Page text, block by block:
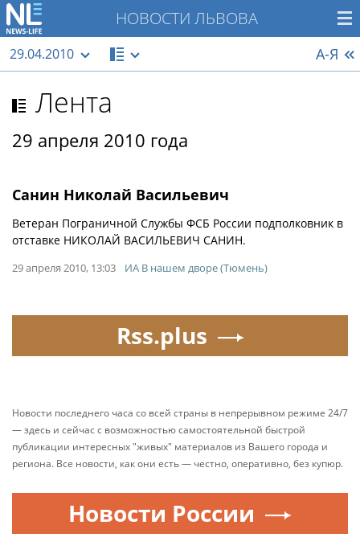
НОВОСТИ ЛЬВОВА
29.04.2010 А-Я
Лента
29 апреля 2010 года
Санин Николай Васильевич
Ветеран Пограничной Службы ФСБ России подполковник в
отставке НИКОЛАЙ ВАСИЛЬЕВИЧ САНИН.
29 апреля 2010, 13:03 ИА В нашем дворе (Тюмень)
Rss.plus
Новости последнего часа со всей страны в непрерывном режиме 24/7
— здесь и сейчас с возможностью самостоятельной быстрой
публикации интересных "живых" материалов из Вашего города и
региона. Все новости, как они есть — честно, оперативно, без купюр.
Новости России